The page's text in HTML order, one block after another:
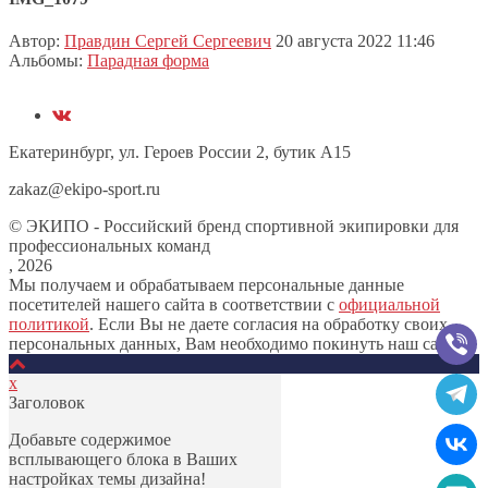
Автор: Правдин Сергей Сергеевич 20 августа 2022 11:46
Альбомы: Парадная форма
Екатеринбург, ул. Героев России 2, бутик А15
zakaz@ekipo-sport.ru
© ЭКИПО - Российский бренд спортивной экипировки для
профессиональных команд
, 2026
Мы получаем и обрабатываем персональные данные
посетителей нашего сайта в соответствии с официальной
политикой. Если Вы не даете согласия на обработку своих
персональных данных, Вам необходимо покинуть наш сайт.
х
Заголовок
Добавьте содержимое
всплывающего блока в Ваших
настройках темы дизайна!